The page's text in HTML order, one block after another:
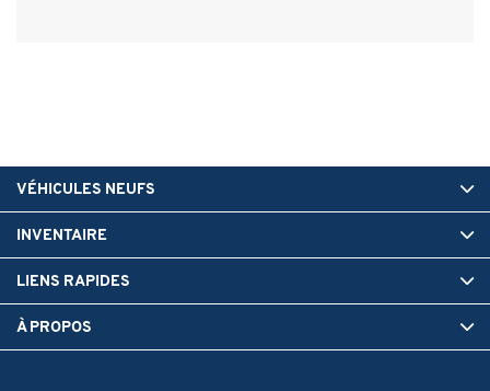
VÉHICULES NEUFS
INVENTAIRE
LIENS RAPIDES
À PROPOS